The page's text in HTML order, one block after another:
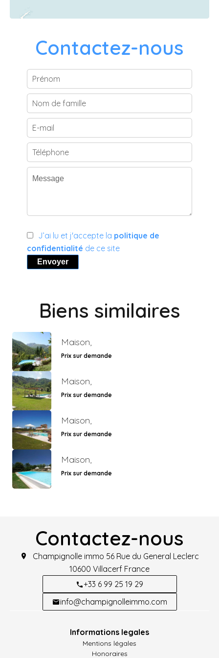
Contactez-nous
J’ai lu et j'accepte la politique de
confidentialité de ce site
Envoyer
Biens similaires
Maison,
Prix sur demande
Maison,
Prix sur demande
Maison,
Prix sur demande
Maison,
Prix sur demande
Contactez-nous
Champignolle immo 56 Rue du General Leclerc
10600 Villacerf France
+33 6 99 25 19 29
info@champignolleimmo.com
Informations legales
Mentions légales
Honoraires